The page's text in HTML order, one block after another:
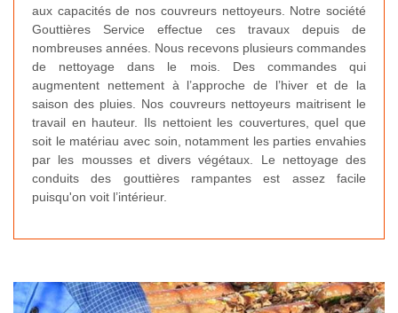
aux capacités de nos couvreurs nettoyeurs. Notre société
Gouttières Service effectue ces travaux depuis de
nombreuses années. Nous recevons plusieurs commandes
de nettoyage dans le mois. Des commandes qui
augmentent nettement à l’approche de l’hiver et de la
saison des pluies. Nos couvreurs nettoyeurs maitrisent le
travail en hauteur. Ils nettoient les couvertures, quel que
soit le matériau avec soin, notamment les parties envahies
par les mousses et divers végétaux. Le nettoyage des
conduits des gouttières rampantes est assez facile
puisqu'on voit l’intérieur.